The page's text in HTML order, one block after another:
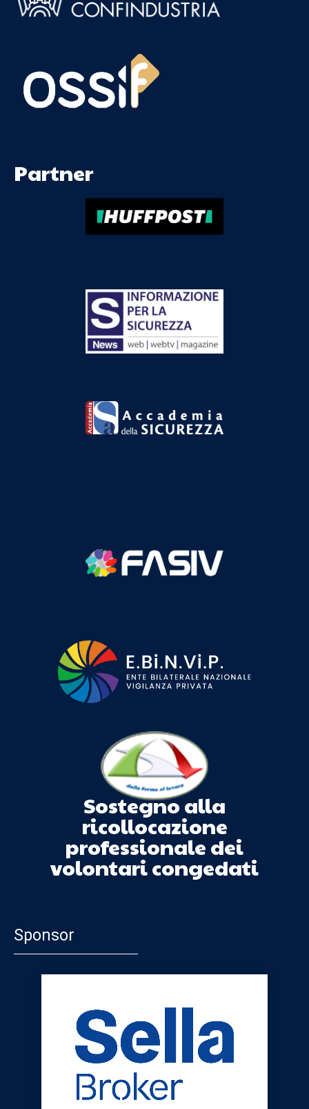
Partner
Sostegno alla
ricollocazione
professionale dei
volontari congedati
Sponsor